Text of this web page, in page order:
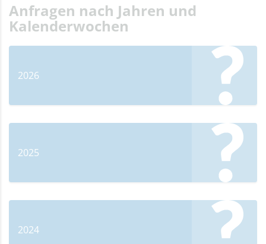
Anfragen nach Jahren und
Kalenderwochen
2026
2025
2024